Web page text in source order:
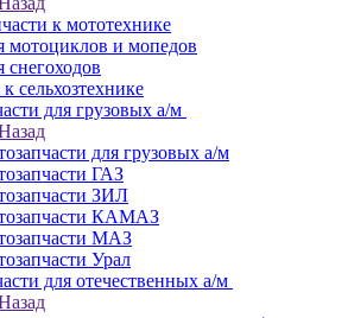
к мототехнике
мотоциклов и мопедов
снегоходов
сельхозтехнике
для грузовых а/м
для грузовых а/м
ГАЗ
ЗИЛ
КАМАЗ
МАЗ
Урал
для отечественных а/м